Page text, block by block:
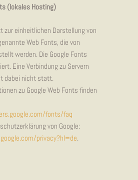
(lokales Hosting)
zur einheitlichen Darstellung von
Web Fonts, die von
werden. Die Google Fonts
Eine Verbindung zu Servern
dabei nicht statt.
zu Google Web Fonts finden
fonts/faq
von Google:
privacy?hl=de.